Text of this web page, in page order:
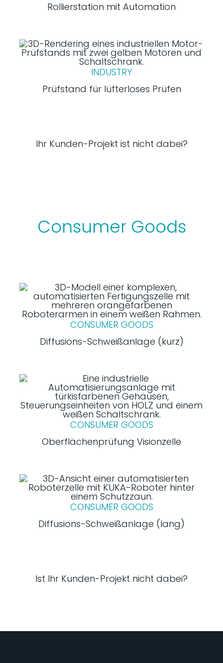
Rollierstation mit Automation
INDUSTRY
Prüfstand für lüfterloses Prüfen
Ihr Kunden-Projekt ist nicht dabei?
Consumer Goods
CONSUMER GOODS
Diffusions-Schweißanlage (kurz)
CONSUMER GOODS
Oberflächenprüfung Visionzelle
CONSUMER GOODS
Diffusions-Schweißanlage (lang)
Ist Ihr Kunden-Projekt nicht dabei?